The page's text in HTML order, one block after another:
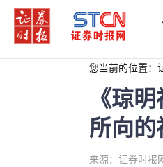
您当前的位置：
《琼
所向
来源：证券时报